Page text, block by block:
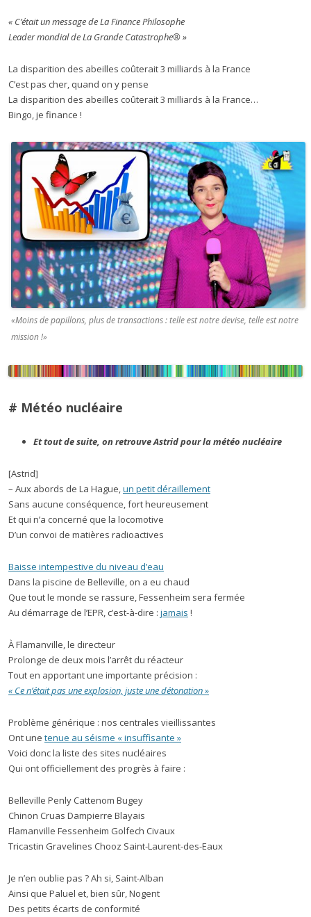
« C’était un message de La Finance Philosophe
Leader mondial de La Grande Catastrophe® »
La disparition des abeilles coûterait 3 milliards à la France
C’est pas cher, quand on y pense
La disparition des abeilles coûterait 3 milliards à la France…
Bingo, je finance !
«Moins de papillons, plus de transactions : telle est notre devise, telle est notre
mission !»
# Météo nucléaire
Et tout de suite, on retrouve Astrid pour la météo nucléaire
[Astrid]
– Aux abords de La Hague,un petit déraillement
Sans aucune conséquence, fort heureusement
Et qui n’a concerné que la locomotive
D’un convoi de matières radioactives
Baisse intempestive du niveau d’eau
Dans la piscine de Belleville, on a eu chaud
Que tout le monde se rassure, Fessenheim sera fermée
Au démarrage de l’EPR, c’est-à-dire : jamais !
À Flamanville, le directeur
Prolonge de deux mois l’arrêt du réacteur
Tout en apportant une importante précision :
« Ce n’était pas une explosion, juste une détonation »
Problème générique : nos centrales vieillissantes
Ont une tenue au séisme « insuffisante »
Voici donc la liste des sites nucléaires
Qui ont officiellement des progrès à faire :
Belleville Penly Cattenom Bugey
Chinon Cruas Dampierre Blayais
Flamanville Fessenheim Golfech Civaux
Tricastin Gravelines Chooz Saint-Laurent-des-Eaux
Je n’en oublie pas ? Ah si, Saint-Alban
Ainsi que Paluel et, bien sûr, Nogent
Des petits écarts de conformité